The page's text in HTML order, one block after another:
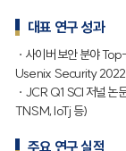
대표 연구 성과
ㆍ사이버 보안 분야
Usenix Security
ㆍJCR Q1 SCI 저널
TNSM, IoTj 등)
주요 연구 실적